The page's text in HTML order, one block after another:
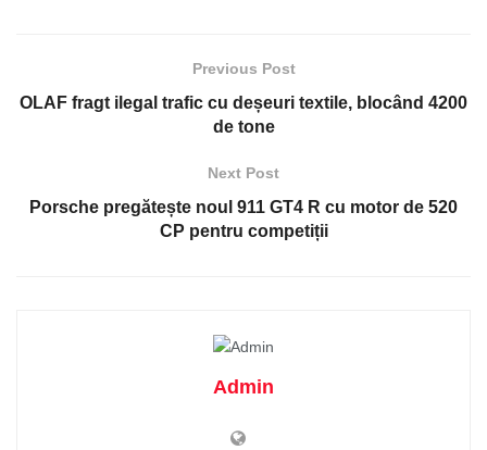
Previous Post
OLAF fragt ilegal trafic cu deșeuri textile, blocând 4200
de tone
Next Post
Porsche pregătește noul 911 GT4 R cu motor de 520
CP pentru competiții
Admin